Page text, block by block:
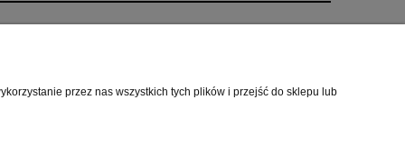
O firmie
przez nas wszystkich tych plików i przejść do sklepu lub